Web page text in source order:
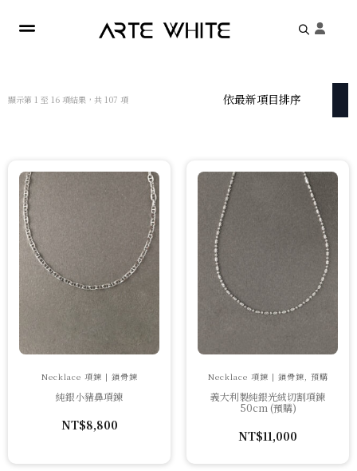
顯示第 1 至 16 項結果，共 107 項依
Necklace 項鍊 | 鎖骨鍊
純銀小豬鼻項鍊
NT$8,800
Necklace 項鍊 | 鎖骨鍊, 預購
義大利製純銀光絨切割項鍊
50cm (預購)
NT$11,000